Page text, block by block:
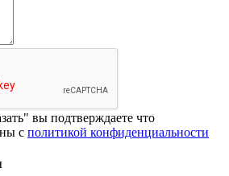
вы подтверждаете что
с политикой конфиденциальности